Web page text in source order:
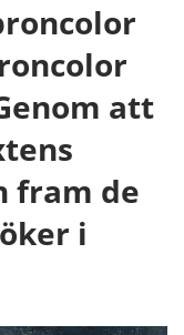
att
fram de
i